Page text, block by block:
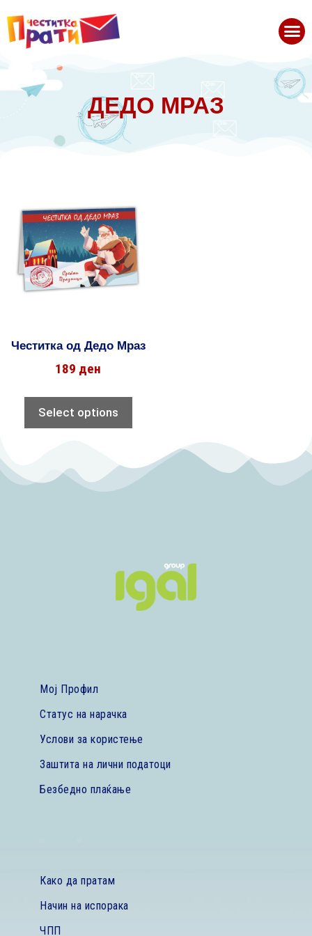
ДЕДО МРАЗ
Честитка од Дедо Мраз
189 ден
Select options
Мој Профил
Статус на нарачка
Услови за користење
Заштита на лични податоци
Безбедно плаќање
Како да пратам
Начин на испорака
ЧПП